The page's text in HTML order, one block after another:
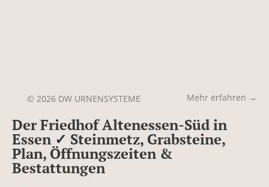
© 2026 DW URNENSYSTEME Mehr erfahren →
Der Friedhof Altenessen-Süd in
Essen ✓ Steinmetz, Grabsteine,
Plan, Öffnungszeiten &
Bestattungen